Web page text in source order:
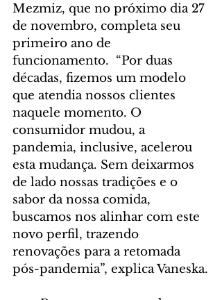
Mezmiz, que no próximo dia 27
de novembro, completa seu
primeiro ano de
funcionamento.  “Por duas
décadas, fizemos um modelo
que atendia nossos clientes
naquele momento. O
consumidor mudou, a
pandemia, inclusive, acelerou
esta mudança. Sem deixarmos
de lado nossas tradições e o
sabor da nossa comida,
buscamos nos alinhar com este
novo perfil, trazendo
renovações para a retomada
pós-pandemia”, explica Vaneska.